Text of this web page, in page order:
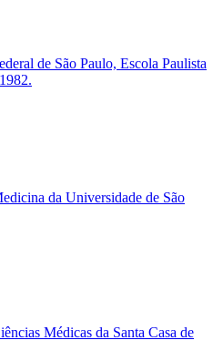
de São Paulo, Escola Paulista
da Universidade de São
Médicas da Santa Casa de